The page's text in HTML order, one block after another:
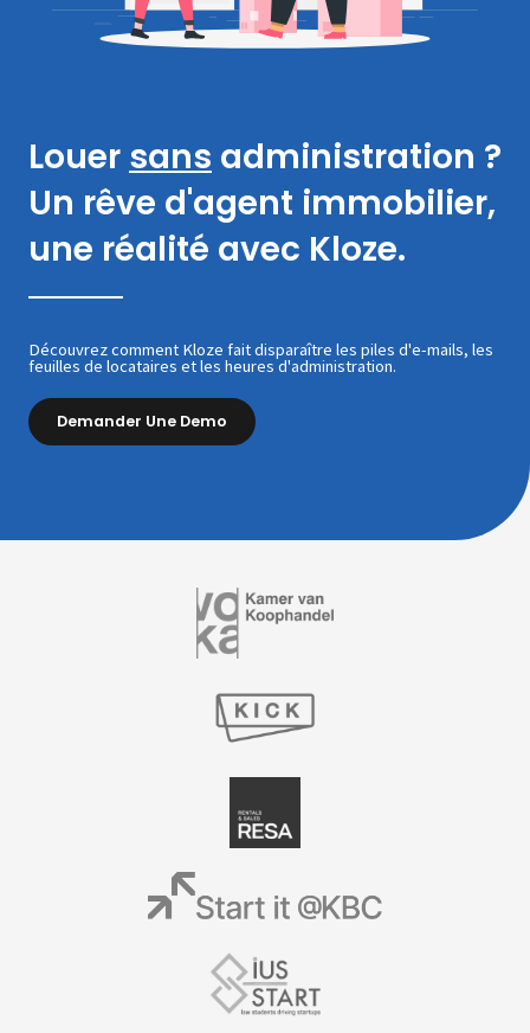
Louer sans administration ?
Un rêve d'agent immobilier,
une réalité avec Kloze.
Découvrez comment Kloze fait disparaître les piles d'e-mails, les
feuilles de locataires et les heures d'administration.
Demander Une Demo